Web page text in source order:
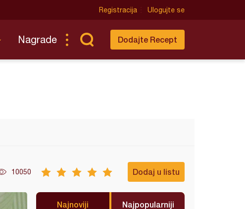
Registracija Ulogujte se
Nagrade Dodajte Recept
10050 Dodaj u listu
Najnoviji Najpopularniji